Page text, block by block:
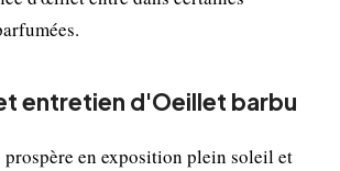
entretien d'Oeillet barbu
en exposition plein soleil et